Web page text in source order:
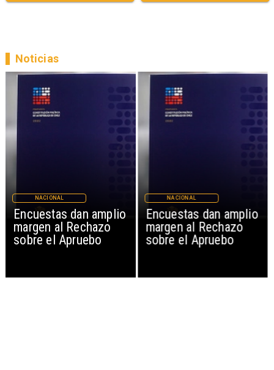
Encuestas dan amplio
margen al Rechazo
sobre el Apruebo
NACIONAL
Encuestas dan amplio
margen al Rechazo
sobre el Apruebo
NACIONAL
Noticias